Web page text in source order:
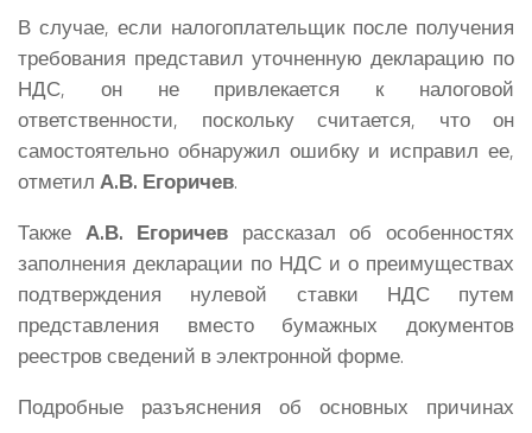
В случае, если налогоплательщик после получения
требования представил уточненную декларацию по
НДС, он не привлекается к налоговой
ответственности, поскольку считается, что он
самостоятельно обнаружил ошибку и исправил ее,
отметил А.В. Егоричев.
Также А.В. Егоричев рассказал об особенностях
заполнения декларации по НДС и о преимуществах
подтверждения нулевой ставки НДС путем
представления вместо бумажных документов
реестров сведений в электронной форме.
Подробные разъяснения об основных причинах